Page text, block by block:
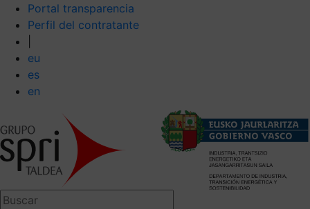
Portal transparencia
Perfil del contratante
eu
es
en